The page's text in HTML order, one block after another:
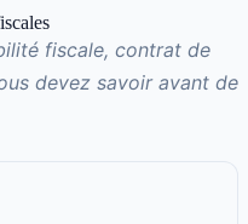
fiscale, contrat de
devez savoir avant de